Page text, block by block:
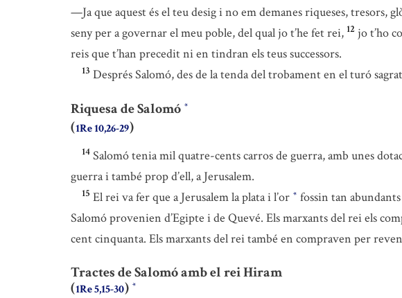
—Ja que aquest és el teu desig i no em demanes riqueses, tresors,
seny per a governar el meu poble, del qual jo t’he fet rei, 12 jo t’ho
reis que t’han precedit ni en tindran els teus successors.
13 Després Salomó, des de la tenda del trobament en el turó
Riquesa de Salomó *
(1Re 10,26-29)
14 Salomó tenia mil quatre-cents carros de guerra, amb unes
guerra i també prop d’ell, a Jerusalem.
15 El rei va fer que a Jerusalem la plata i l’or * fossin tan
Salomó provenien d’Egipte i de Quevé. Els marxants del rei els
cent cinquanta. Els marxants del rei també en compraven per
Tractes de Salomó amb el rei Hiram
(1Re 5,15-30) *